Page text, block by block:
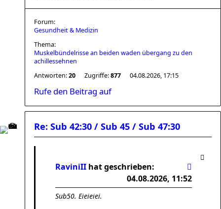
Forum:
Gesundheit & Medizin
Thema:
Muskelbündelrisse an beiden waden übergang zu den
achillessehnen
Antworten:20 Zugriffe:877 04.08.2026, 17:15
Rufe den Beitrag auf
Re: Sub 42:30 / Sub 45 / Sub 47:30
RaviniII hat geschrieben:
04.08.2026, 11:52
Sub50. Eieieiei.